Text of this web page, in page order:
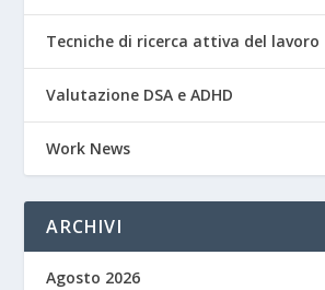
Tecniche di ricerca attiva del lavoro
Valutazione DSA e ADHD
Work News
ARCHIVI
Agosto 2026